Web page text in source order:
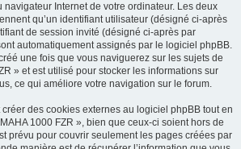
navigateur Internet de votre ordinateur. Les deux
qu’un identifiant utilisateur (désigné ci-après
de session invité (désigné ci-après par
automatiquement assignés par le logiciel phpBB.
une fois que vous naviguerez sur les sujets de
» et est utilisé pour stocker les informations sur
ce qui améliore votre navigation sur le forum.
des cookies externes au logiciel phpBB tout en
1000 FZR », bien que ceux-ci soient hors de
prévu pour couvrir seulement les pages créées par